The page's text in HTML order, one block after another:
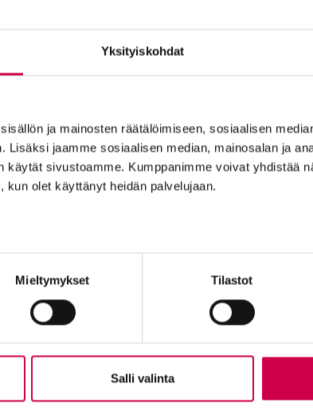
Yksityiskohdat
ja mainosten räätälöimiseen, sosiaalisen
Lisäksi jaamme sosiaalisen median, mainosalan ja
käytät sivustoamme. Kumppanimme voivat yhdistää
kun olet käyttänyt heidän palvelujaan.
Mieltymykset Tilastot
Salli valinta
Sanan Suvipäivillä 2022.
Kestotilaajan edut
Tilausehdot
Tietosuojalauseke
Tilaajapalvelu
Osoitteenmuutokset
Sana-